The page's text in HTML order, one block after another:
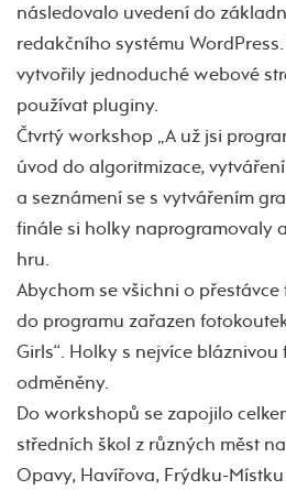
následovalo uvedení do
redakčního systému
vytvořily jednoduché webové
používat pluginy.
Čtvrtý workshop „A už jsi
úvod do algoritmizace,
a seznámení se s vytvářením
finále si holky naprogramovaly
hru.
Abychom se všichni o
do programu zařazen
Girls“. Holky s nejvíce
odměněny.
Do workshopů se zapojilo
středních škol z různých měst
Opavy, Havířova, Frýdku-